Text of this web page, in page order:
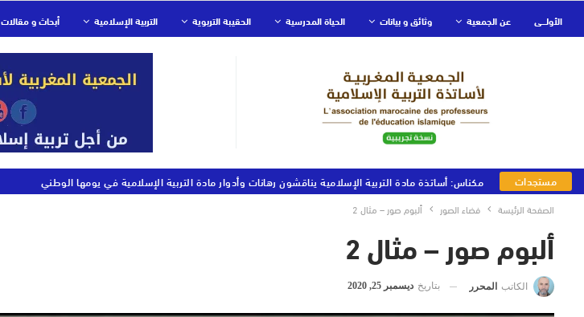
مستجدات
الجمعية
مكناس: أساتذة مادة التربية الإسلامية يناقشون رهانات وأدوار مادة التربية الإسلامية في يومها الوطني
الأولـــى عن الجمعية وثائق و بيانات الحياة المدرسية الحقيبة التربوية التربية الإسلامية أبحاث و مقالات
الصفحة الرئيسة فضاء الصور ألبوم صور – مثال 2
ألبوم صور – مثال 2
الكاتب المحرر بتاريخ ديسمبر 25, 2020